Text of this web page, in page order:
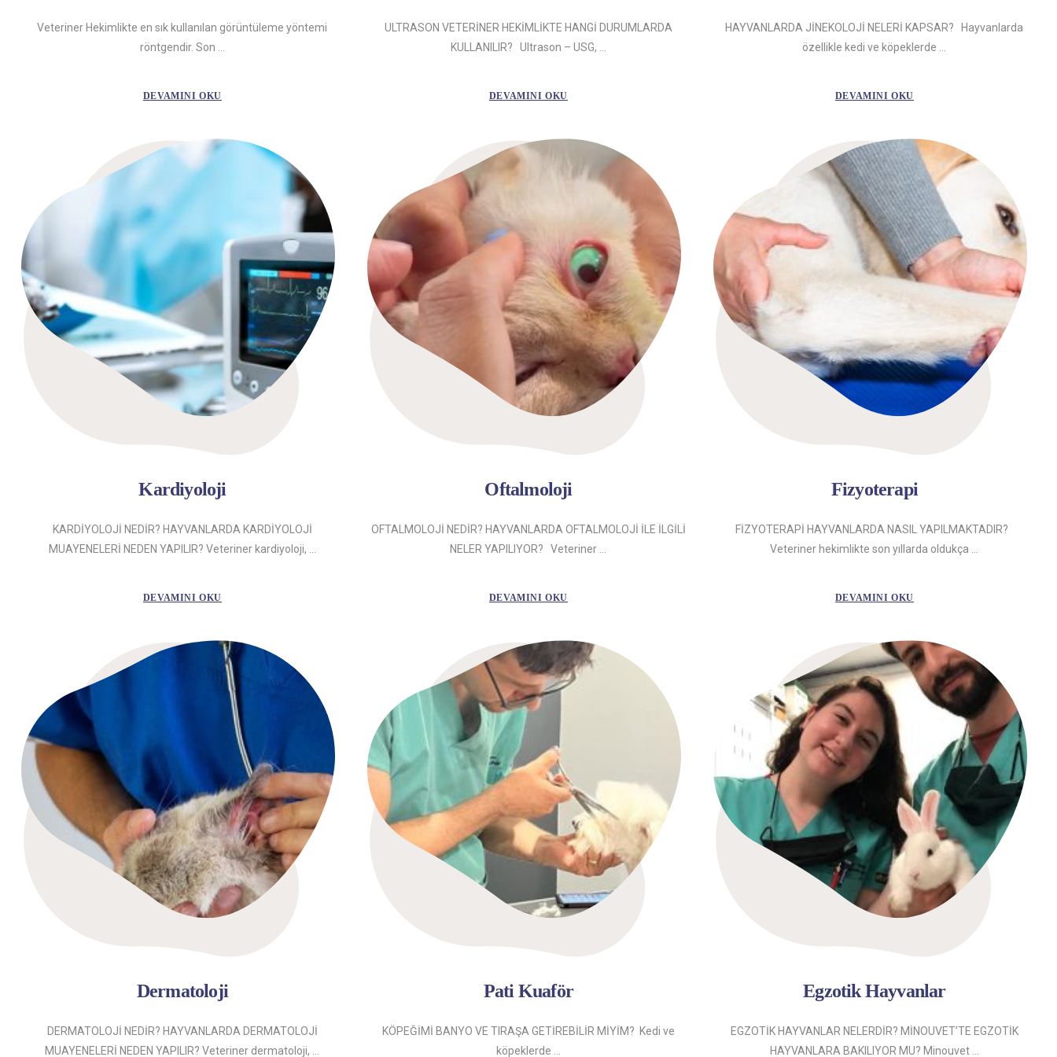
Veteriner Hekimlikte en sık kullanılan görüntüleme yöntemi
röntgendir. Son ...
DEVAMINI OKU
ULTRASON VETERİNER HEKİMLİKTE HANGİ DURUMLARDA
KULLANILIR? Ultrason – USG, ...
DEVAMINI OKU
HAYVANLARDA JİNEKOLOJİ NELERİ KAPSAR? Hayvanlarda
özellikle kedi ve köpeklerde ...
DEVAMINI OKU
Kardiyoloji
KARDİYOLOJİ NEDİR? HAYVANLARDA KARDİYOLOJİ
MUAYENELERİ NEDEN YAPILIR? Veteriner kardiyoloji, ...
DEVAMINI OKU
Oftalmoloji
OFTALMOLOJİ NEDİR? HAYVANLARDA OFTALMOLOJİ İLE İLGİLİ
NELER YAPILIYOR? Veteriner ...
DEVAMINI OKU
Fizyoterapi
FİZYOTERAPİ HAYVANLARDA NASIL YAPILMAKTADIR?
Veteriner hekimlikte son yıllarda oldukça ...
DEVAMINI OKU
Dermatoloji
DERMATOLOJİ NEDİR? HAYVANLARDA DERMATOLOJİ
MUAYENELERİ NEDEN YAPILIR? Veteriner dermatoloji, ...
Pati Kuaför
KÖPEĞİMİ BANYO VE TIRAŞA GETİREBİLİR MİYİM? Kedi ve
köpeklerde ...
Egzotik Hayvanlar
EGZOTİK HAYVANLAR NELERDİR? MİNOUVET’TE EGZOTİK
HAYVANLARA BAKILIYOR MU? Minouvet ...